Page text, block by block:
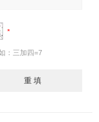
：三加四=7